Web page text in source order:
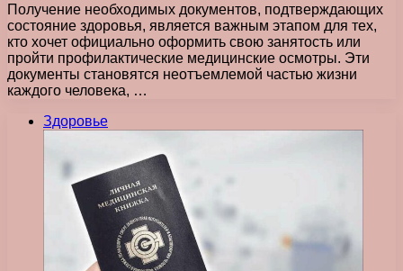
Получение необходимых документов, подтверждающих
состояние здоровья, является важным этапом для тех,
кто хочет официально оформить свою занятость или
пройти профилактические медицинские осмотры. Эти
документы становятся неотъемлемой частью жизни
каждого человека, …
Здоровье